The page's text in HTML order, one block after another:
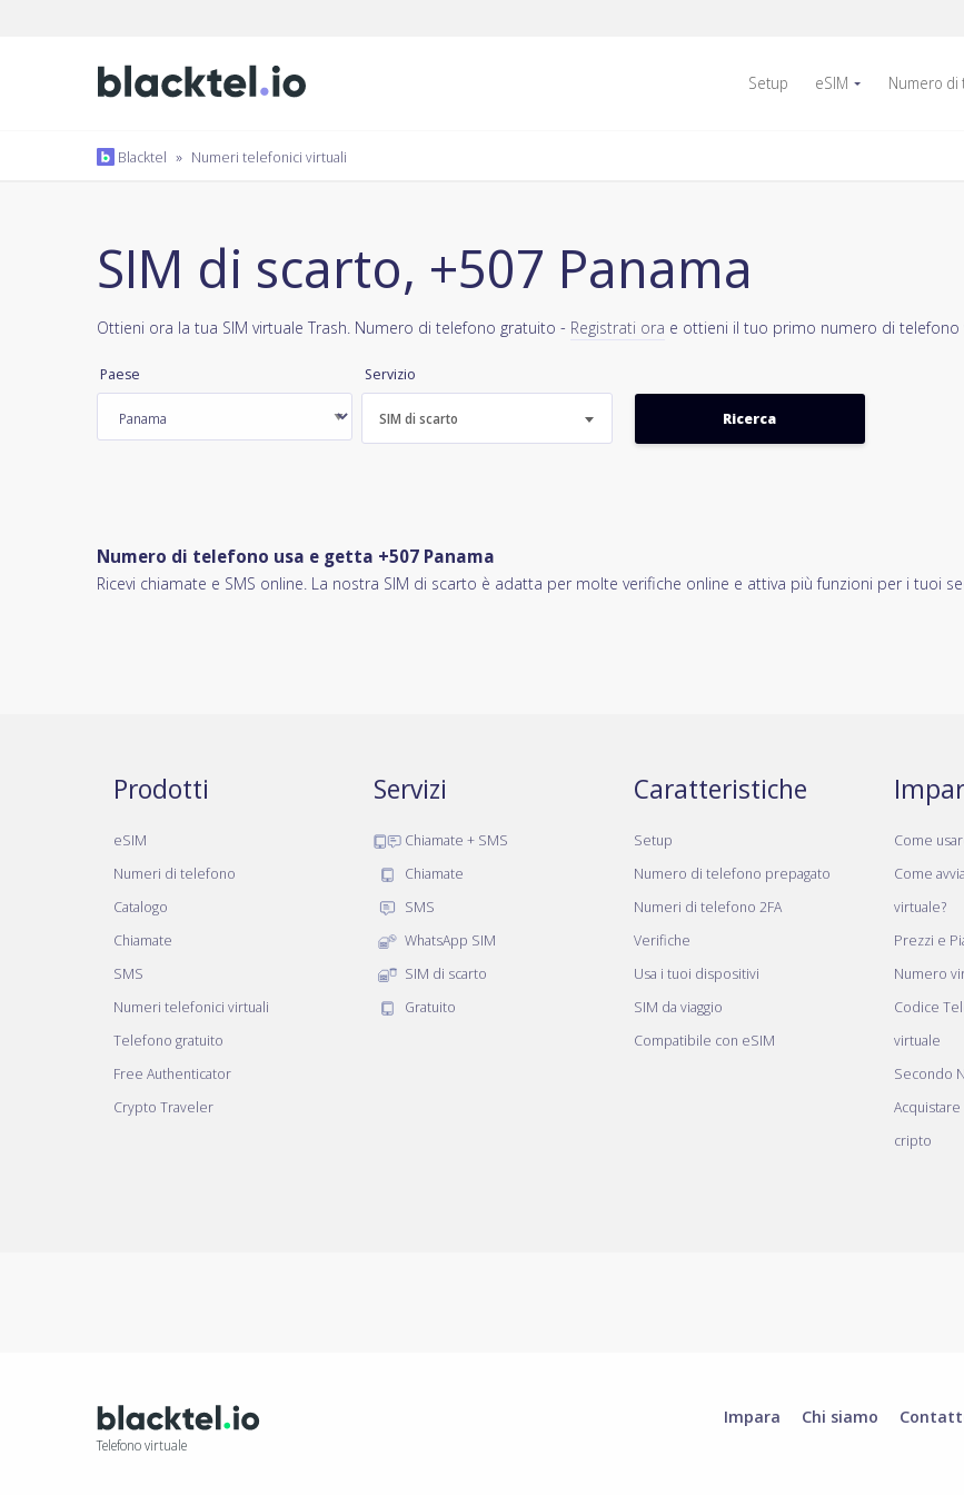
Setup eSIM Numero di
Blacktel » Numeri telefonici virtuali
SIM di scarto, +507 Panama
Ottieni ora la tua SIM virtuale Trash. Numero di telefono gratuito - Registrati ora e ottieni il tuo primo numero di telefono
Paese Servizio
SIM di scarto
Numero di telefono usa e getta +507 Panama
Ricevi chiamate e SMS online. La nostra SIM di scarto è adatta per molte verifiche online e attiva più funzioni per i tuoi
Prodotti
eSIM
Numeri di telefono
Catalogo
Chiamate
SMS
Numeri telefonici virtuali
Telefono gratuito
Free Authenticator
Crypto Traveler
Servizi
Chiamate + SMS
Chiamate
SMS
WhatsApp SIM
SIM di scarto
Gratuito
Caratteristiche
Setup
Numero di telefono prepagato
Numeri di telefono 2FA
Verifiche
Usa i tuoi dispositivi
SIM da viaggio
Compatibile con eSIM
Come
Come
virtuale?
Prezzi e
Numero
Codice
virtuale
Secondo
cripto
Telefono virtuale
Impara Chi siamo